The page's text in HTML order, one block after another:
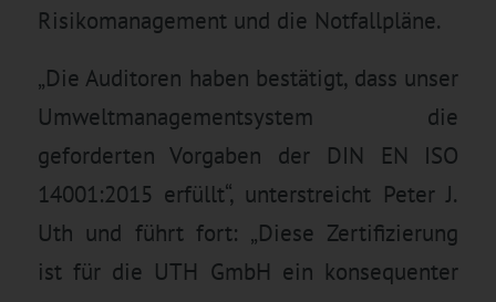
Risikomanagement und die Notfallpläne.
„Die Auditoren haben bestätigt, dass unser
Umweltmanagementsystem die
geforderten Vorgaben der DIN EN ISO
14001:2015 erfüllt“, unterstreicht Peter J.
Uth und führt fort: „Diese Zertifizierung
ist für die UTH GmbH ein konsequenter